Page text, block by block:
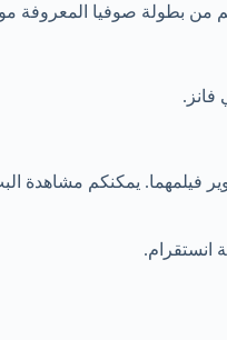
من بطولة صوفيا المعروفة
فانز.
فيلمهما. يمكنكم مشاهدة